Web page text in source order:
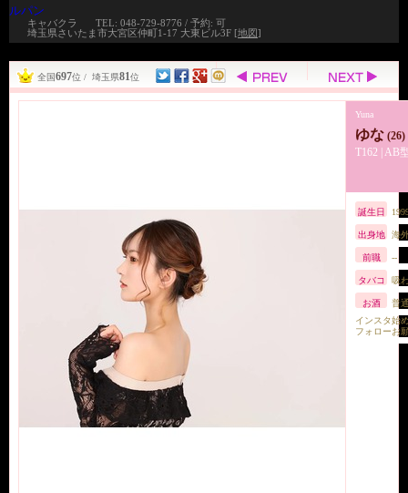
ルパン
キャバクラ
TEL: 048-729-8776 / 予約: 可
埼玉県さいたま市大宮区仲町1-17 大東ビル3F [地図]
全国697位 / 埼玉県81位
ゆな (26)
Yuna
T162 | AB
誕生日
出身地 海
前職 --
タバコ 吸
お酒
普
インスタ始
フォローお